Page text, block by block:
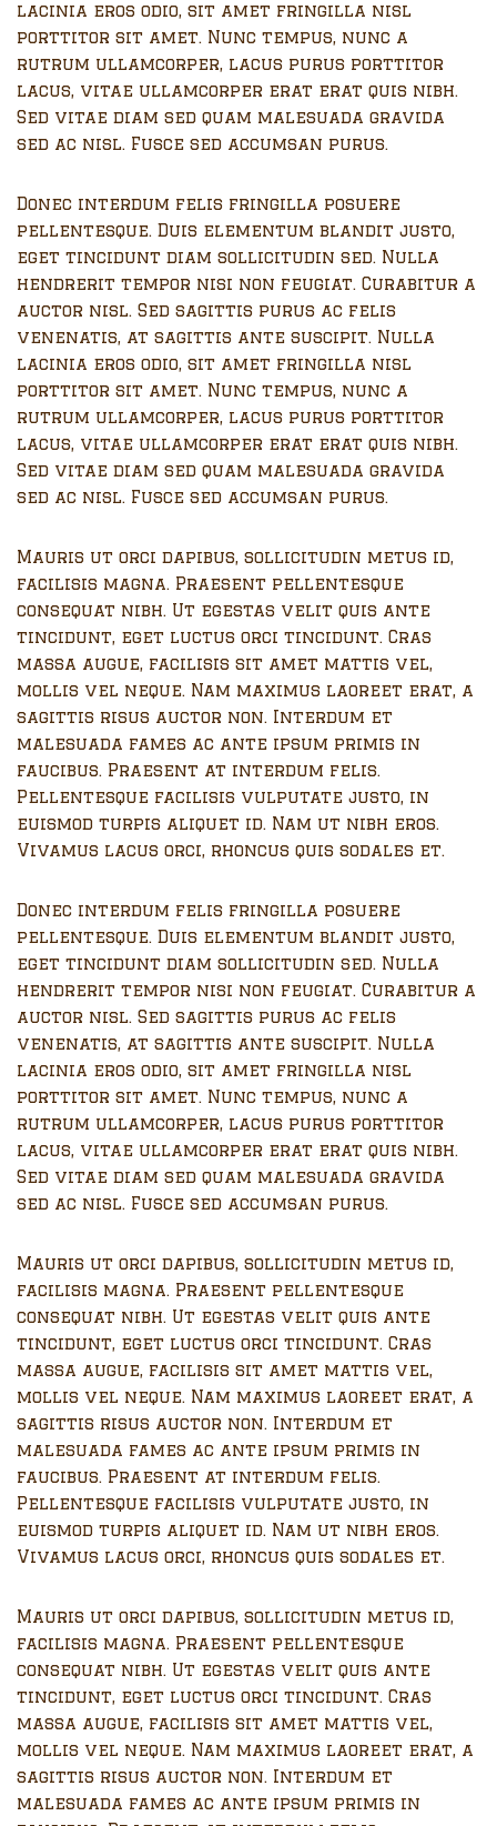
lacinia eros odio, sit amet fringilla nisl
porttitor sit amet. Nunc tempus, nunc a
rutrum ullamcorper, lacus purus porttitor
lacus, vitae ullamcorper erat erat quis nibh.
Sed vitae diam sed quam malesuada gravida
sed ac nisl. Fusce sed accumsan purus.
Donec interdum felis fringilla posuere
pellentesque. Duis elementum blandit justo,
eget tincidunt diam sollicitudin sed. Nulla
hendrerit tempor nisi non feugiat. Curabitur a
auctor nisl. Sed sagittis purus ac felis
venenatis, at sagittis ante suscipit. Nulla
lacinia eros odio, sit amet fringilla nisl
porttitor sit amet. Nunc tempus, nunc a
rutrum ullamcorper, lacus purus porttitor
lacus, vitae ullamcorper erat erat quis nibh.
Sed vitae diam sed quam malesuada gravida
sed ac nisl. Fusce sed accumsan purus.
Mauris ut orci dapibus, sollicitudin metus id,
facilisis magna. Praesent pellentesque
consequat nibh. Ut egestas velit quis ante
tincidunt, eget luctus orci tincidunt. Cras
massa augue, facilisis sit amet mattis vel,
mollis vel neque. Nam maximus laoreet erat, a
sagittis risus auctor non. Interdum et
malesuada fames ac ante ipsum primis in
faucibus. Praesent at interdum felis.
Pellentesque facilisis vulputate justo, in
euismod turpis aliquet id. Nam ut nibh eros.
Vivamus lacus orci, rhoncus quis sodales et.
Donec interdum felis fringilla posuere
pellentesque. Duis elementum blandit justo,
eget tincidunt diam sollicitudin sed. Nulla
hendrerit tempor nisi non feugiat. Curabitur a
auctor nisl. Sed sagittis purus ac felis
venenatis, at sagittis ante suscipit. Nulla
lacinia eros odio, sit amet fringilla nisl
porttitor sit amet. Nunc tempus, nunc a
rutrum ullamcorper, lacus purus porttitor
lacus, vitae ullamcorper erat erat quis nibh.
Sed vitae diam sed quam malesuada gravida
sed ac nisl. Fusce sed accumsan purus.
Mauris ut orci dapibus, sollicitudin metus id,
facilisis magna. Praesent pellentesque
consequat nibh. Ut egestas velit quis ante
tincidunt, eget luctus orci tincidunt. Cras
massa augue, facilisis sit amet mattis vel,
mollis vel neque. Nam maximus laoreet erat, a
sagittis risus auctor non. Interdum et
malesuada fames ac ante ipsum primis in
faucibus. Praesent at interdum felis.
Pellentesque facilisis vulputate justo, in
euismod turpis aliquet id. Nam ut nibh eros.
Vivamus lacus orci, rhoncus quis sodales et.
Mauris ut orci dapibus, sollicitudin metus id,
facilisis magna. Praesent pellentesque
consequat nibh. Ut egestas velit quis ante
tincidunt, eget luctus orci tincidunt. Cras
massa augue, facilisis sit amet mattis vel,
mollis vel neque. Nam maximus laoreet erat, a
sagittis risus auctor non. Interdum et
malesuada fames ac ante ipsum primis in